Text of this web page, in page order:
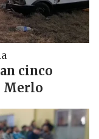
cinco
Merlo